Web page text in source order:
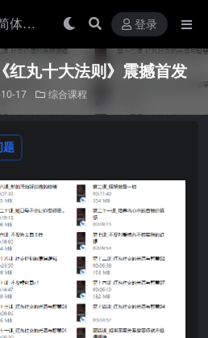
登录
红丸十大法则》震撼首发
17 综合课程
题